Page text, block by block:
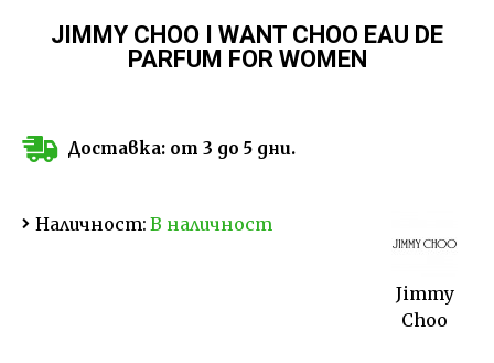
JIMMY CHOO I WANT CHOO EAU DE
PARFUM FOR WOMEN
Доставка: от 3 до 5 дни.
Наличност: В наличност
Jimmy
Choo